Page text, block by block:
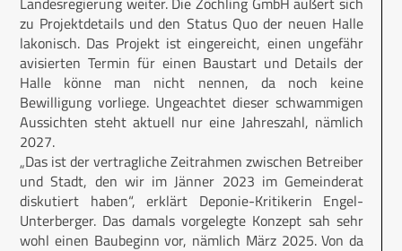
zu Projektdetails und den Status Quo der neuen Halle
lakonisch. Das Projekt ist eingereicht, einen ungefähr
avisierten Termin für einen Baustart und Details der
Halle könne man nicht nennen, da noch keine
Bewilligung vorliege. Ungeachtet dieser schwammigen
Aussichten steht aktuell nur eine Jahreszahl, nämlich
2027.
„Das ist der vertragliche Zeitrahmen zwischen Betreiber
und Stadt, den wir im Jänner 2023 im Gemeinderat
diskutiert haben“, erklärt Deponie-Kritikerin Engel-
Unterberger. Das damals vorgelegte Konzept sah sehr
wohl einen Baubeginn vor, nämlich März 2025. Von da